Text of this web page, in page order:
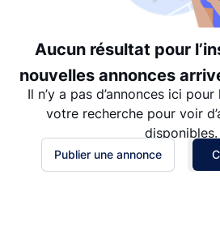
Aucun résultat pour
nouvelles annonces
Il n’y a pas d’annonces ici
votre recherche pour voir
disponibles.
Publier une annonce